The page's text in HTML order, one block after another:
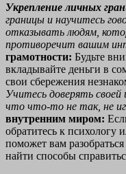
Укрепление личных
границы и научитесь
отказывать людям,
противоречит вашим
грамотности: Будьте
вкладывайте деньги в
свои сбережения
Учитесь доверять
что что-то не так, не
внутренним миром:
обратитесь к психологу
поможет вам
найти способы